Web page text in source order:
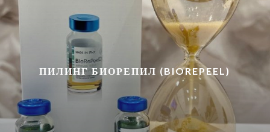
ПИЛИНГ БИОРЕПИЛ (BIOREPEEL)